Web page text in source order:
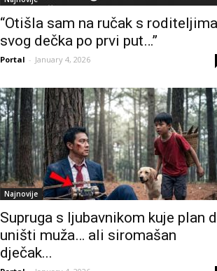
“Otišla sam na ručak s roditeljima
svog dečka po prvi put…”
Portal - January 4, 2026
Najnovije
Supruga s ljubavnikom kuje plan
uništi muža… ali siromašan
dječak...